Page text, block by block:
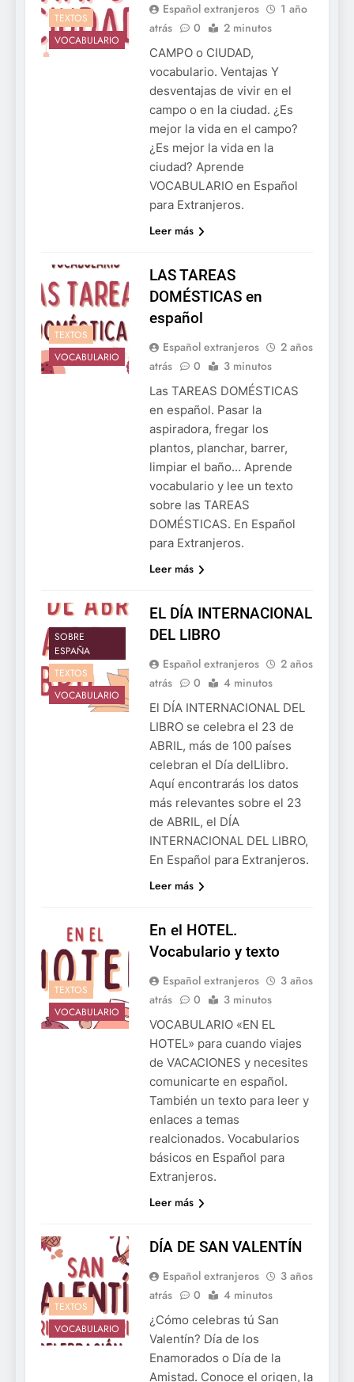
TEXTOS
VOCABULARIO
Español extranjeros
1 año
atrás
0 2 minutos
CAMPO o CIUDAD,
vocabulario. Ventajas Y
desventajas de vivir en el
campo o en la ciudad. ¿Es
mejor la vida en el campo?
¿Es mejor la vida en la
ciudad? Aprende
VOCABULARIO en Español
para Extranjeros.
Leer más
TEXTOS
VOCABULARIO
LAS TAREAS
DOMÉSTICAS en
español
Español extranjeros
2 años
atrás
0 3 minutos
Las TAREAS DOMÉSTICAS
en español. Pasar la
aspiradora, fregar los
plantos, planchar, barrer,
limpiar el baño… Aprende
vocabulario y lee un texto
sobre las TAREAS
DOMÉSTICAS. En Español
para Extranjeros.
Leer más
SOBRE
ESPAÑA
TEXTOS
VOCABULARIO
EL DÍA INTERNACIONAL
DEL LIBRO
Español extranjeros
2 años
atrás
0 4 minutos
El DÍA INTERNACIONAL DEL
LIBRO se celebra el 23 de
ABRIL, más de 100 países
celebran el Día delLlibro.
Aquí encontrarás los datos
más relevantes sobre el 23
de ABRIL, el DÍA
INTERNACIONAL DEL LIBRO,
En Español para Extranjeros.
Leer más
TEXTOS
VOCABULARIO
En el HOTEL.
Vocabulario y texto
Español extranjeros
3 años
atrás
0 3 minutos
VOCABULARIO «EN EL
HOTEL» para cuando viajes
de VACACIONES y necesites
comunicarte en español.
También un texto para leer y
enlaces a temas
realcionados. Vocabularios
básicos en Español para
Extranjeros.
Leer más
TEXTOS
VOCABULARIO
DÍA DE SAN VALENTÍN
Español extranjeros
3 años
atrás
0 4 minutos
¿Cómo celebras tú San
Valentín? Día de los
Enamorados o Día de la
Amistad. Conoce el origen, la